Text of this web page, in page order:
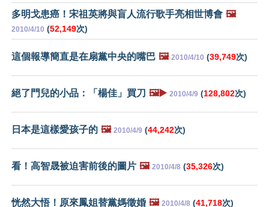
多明戈患癌！宋祖英將與盲人流行歌手亮相世博會 🖼️
2010/4/10 (52,149次)
這個報導簡直是在扇黨中央的嘴巴 🖼️ 2010/4/10 (39,749次)
絕了門兒的小品：「楊佳」買刀 🖼️▶️ 2010/4/9 (128,802次)
日本是這樣愛孩子的 🖼️ 2010/4/9 (44,242次)
看！高智晟被迫害前後的圖片 🖼️ 2010/4/8 (35,326次)
恍然大悟！原來鳳姐替黨媽徵婚 🖼️ 2010/4/8 (41,718次)